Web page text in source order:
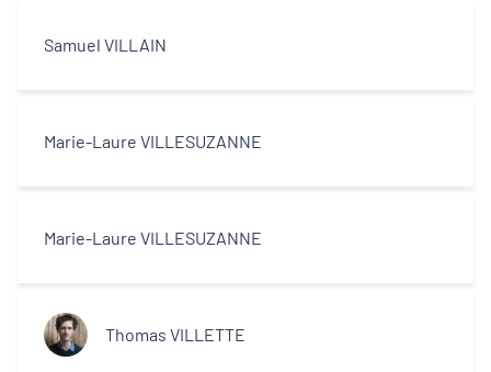
Samuel VILLAIN
Marie-Laure VILLESUZANNE
Marie-Laure VILLESUZANNE
Thomas VILLETTE